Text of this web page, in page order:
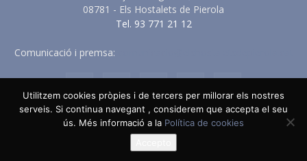
08781 - Els Hostalets de Pierola
Tel. 93 771 21 12
Comunicació i premsa:
Avis Legal Política de Privacitat
Política de Cookies
Política en vers a les Xarxes Socials
Utilitzem cookies pròpies i de tercers per millorar els nostres
serveis. Si continua navegant , considerem que accepta el seu
ús. Més informació a la Política de cookies